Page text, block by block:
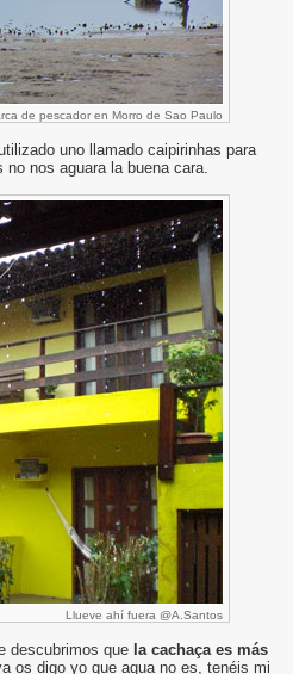
de pescador en Morro de Sao Paulo
uno llamado caipirinhas para
nos aguara la buena cara.
Llueve ahí fuera @A.Santos
descubrimos que la cachaça es más
os digo yo que agua no es, tenéis mi